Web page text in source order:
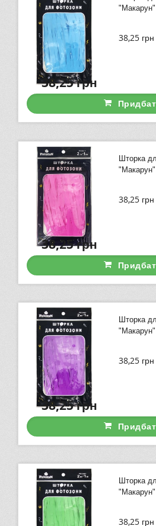
"Макарун"
38,25 грн
38,25грн
Шторка
38,25 грн
38,25грн
Шторка
38,25 грн
38,25грн
Шторка
38,25 грн